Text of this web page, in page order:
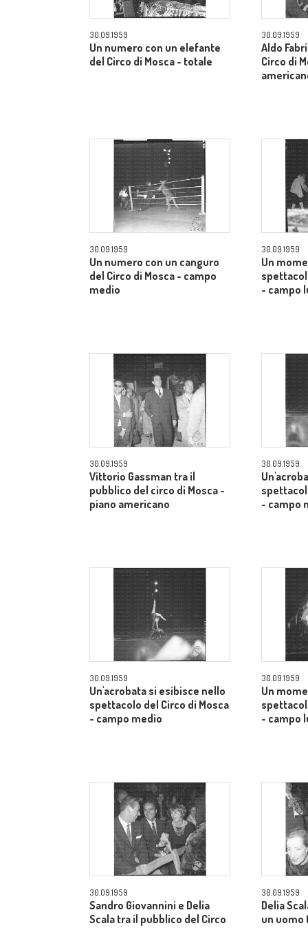
30.09.1959
Un numero con un elefante
del Circo di Mosca - totale
30.09.1959
Aldo
Circo di
30.09.1959
Un numero con un canguro
del Circo di Mosca - campo
medio
30.09.1959
Un
- campo
30.09.1959
Vittorio Gassman tra il
pubblico del circo di Mosca -
piano americano
30.09.1959
- campo
30.09.1959
Un'acrobata si esibisce nello
spettacolo del Circo di Mosca
- campo medio
30.09.1959
Un
- campo
30.09.1959
Sandro Giovannini e Delia
Scala tra il pubblico del Circo
30.09.1959
Delia
un uomo